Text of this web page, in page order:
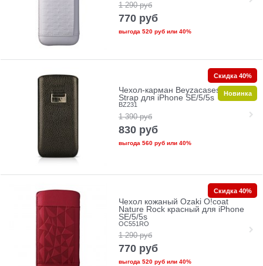
1 290 руб
770 руб
выгода 520 рубили 40%
Чехол-карман Beyzacases Retro
Strap для iPhone SE/5/5s
BZ231
1 390 руб
830 руб
выгода 560 рубили 40%
Скидка 40%
Новинка
Чехол кожаный Ozaki O!coat
Nature Rock красный для iPhone
SE/5/5s
OC551RO
1 290 руб
770 руб
выгода 520 рубили 40%
Скидка 40%